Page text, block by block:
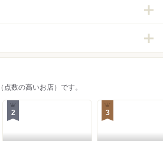
点数の高いお店）です。
2 3